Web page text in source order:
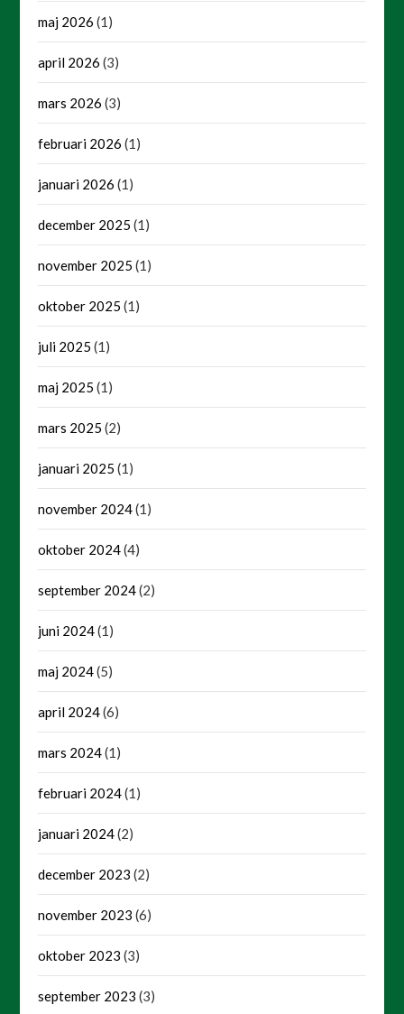
maj 2026 (1)
april 2026 (3)
mars 2026 (3)
februari 2026 (1)
januari 2026 (1)
december 2025 (1)
november 2025 (1)
oktober 2025 (1)
juli 2025 (1)
maj 2025 (1)
mars 2025 (2)
januari 2025 (1)
november 2024(1)
oktober 2024(4)
september 2024(2)
juni 2024(1)
maj 2024(5)
april 2024(6)
mars 2024(1)
februari 2024(1)
januari 2024(2)
december 2023 (2)
november 2023 (6)
oktober 2023 (3)
september 2023 (3)